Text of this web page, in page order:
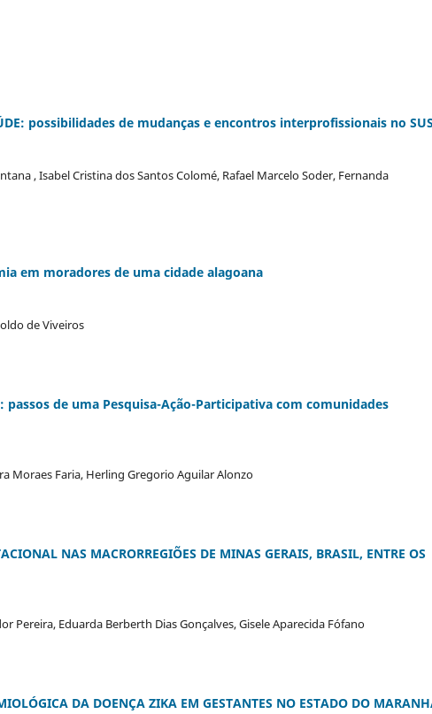
possibilidades de mudanças e encontros interprofissionais no
, Isabel Cristina dos Santos Colomé, Rafael Marcelo Soder, Fernanda
em moradores de uma cidade alagoana
de Viveiros
passos de uma Pesquisa-Ação-Participativa com comunidades
Moraes Faria, Herling Gregorio Aguilar Alonzo
NAS MACRORREGIÕES DE MINAS GERAIS, BRASIL, ENTRE OS
Pereira, Eduarda Berberth Dias Gonçalves, Gisele Aparecida Fófano
DA DOENÇA ZIKA EM GESTANTES NO ESTADO DO